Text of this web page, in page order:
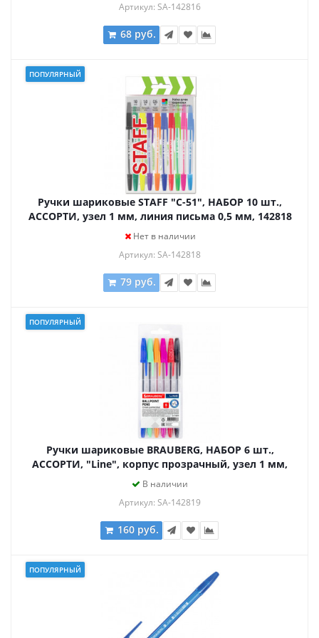
Артикул: SA-142816
68 руб.
ПОПУЛЯРНЫЙ
Ручки шариковые STAFF "C-51", НАБОР 10 шт.,
АССОРТИ, узел 1 мм, линия письма 0,5 мм, 142818
Нет в наличии
Артикул: SA-142818
79 руб.
ПОПУЛЯРНЫЙ
Ручки шариковые BRAUBERG, НАБОР 6 шт.,
АССОРТИ, "Line", корпус прозрачный, узел 1 мм,
линия письма 0,5 мм, 142819
В наличии
Артикул: SA-142819
160 руб.
ПОПУЛЯРНЫЙ